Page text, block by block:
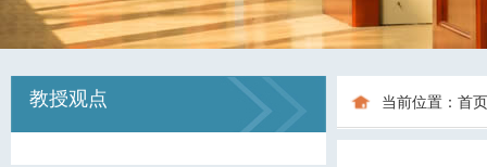
教授观点 当前位置： 首页